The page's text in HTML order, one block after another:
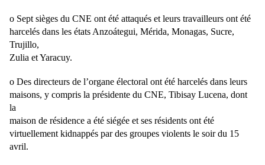
o Sept sièges du CNE ont été attaqués et leurs travailleurs ont été
harcelés dans les états Anzoátegui, Mérida, Monagas, Sucre,
Trujillo,
Zulia et Yaracuy.
o Des directeurs de l’organe électoral ont été harcelés dans leurs
maisons, y compris la présidente du CNE, Tibisay Lucena, dont
la
maison de résidence a été siégée et ses résidents ont été
virtuellement kidnappés par des groupes violents le soir du 15
avril.